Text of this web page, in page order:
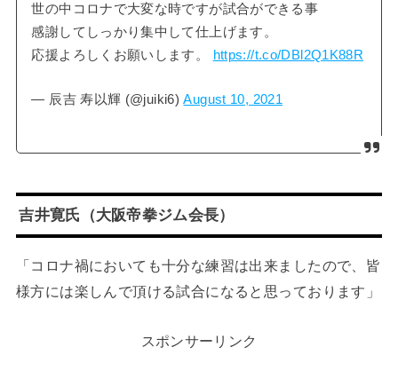
世の中コロナで大変な時ですが試合ができる事
感謝してしっかり集中して仕上げます。
応援よろしくお願いします。
https://t.co/DBl2Q1K88R
— 辰吉 寿以輝 (@juiki6)August 10, 2021
吉井寛氏（大阪帝拳ジム会長）
「コロナ禍においても十分な練習は出来ましたので、皆
様方には楽しんで頂ける試合になると思っております」
スポンサーリンク